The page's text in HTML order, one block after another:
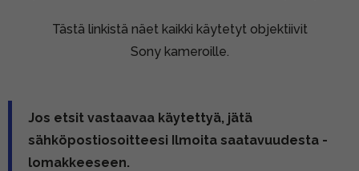
Tästä linkistä näet kaikki käytetyt objektiivit
Sony kameroille.
Jos etsit vastaavaa käytettyä, jätä
sähköpostiosoitteesi Ilmoita saatavuudesta -
lomakkeeseen.